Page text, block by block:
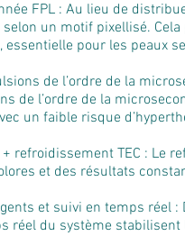
FPL : Au lieu de
un motif pixellisé.
essentielle pour les peaux
de l’ordre de la
de l’ordre de la
un faible risque
refroidissement TEC : Le
et des résultats
et suivi en temps réel
réel du système